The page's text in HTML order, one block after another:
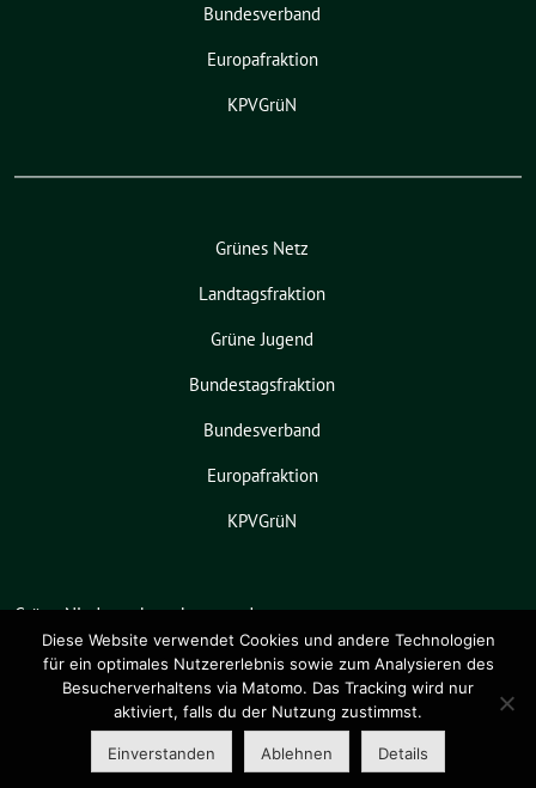
Bundesverband
Europafraktion
KPVGrüN
Grünes Netz
Landtagsfraktion
Grüne Jugend
Bundestagsfraktion
Bundesverband
Europafraktion
KPVGrüN
Grüne Niedersachsen benutzt das
freie grüne Themesunflower ‐ ein
Angebot derverdigado eG.
Diese Website verwendet Cookies und andere Technologien
für ein optimales Nutzererlebnis sowie zum Analysieren des
Besucherverhaltens via Matomo. Das Tracking wird nur
aktiviert, falls du der Nutzung zustimmst.
Einverstanden Ablehnen Details